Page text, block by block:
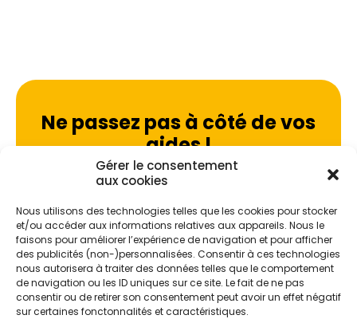
Gérer le consentement
aux cookies
Nous utilisons des technologies telles que les cookies pour stocker
et/ou accéder aux informations relatives aux appareils. Nous le
faisons pour améliorer l’expérience de navigation et pour afficher
des publicités (non-)personnalisées. Consentir à ces technologies
nous autorisera à traiter des données telles que le comportement
de navigation ou les ID uniques sur ce site. Le fait de ne pas
consentir ou de retirer son consentement peut avoir un effet négatif
sur certaines fonctonnalités et caractéristiques.
constitue donc une étape cruciale pour
une maison en pierre calcaire à Saint-Germain-
du-Puy ou un pavillon en brique à Gibjoncs,
l'objectif reste identique : stopper les fuites de
chaleur. Les anciennes ouvertures, souvent
équipées de simple vitrage ou de joints usés, sont
Intervenir sur ces éléments permet de réagir
efficacement contre les variations de
température typiques de la région Centre-Val de
Loire, assurant ainsi une première barrière
protectrice pour le logement.
Ne passez pas à côté de vos
aides !
Faites vite, les budgets
MaPrimeRénov' sont annuels et
limités. Les dossiers sont traités
par ordre d'arrivée.
Contactez-nous maintenant
pour maximiser vos aides !